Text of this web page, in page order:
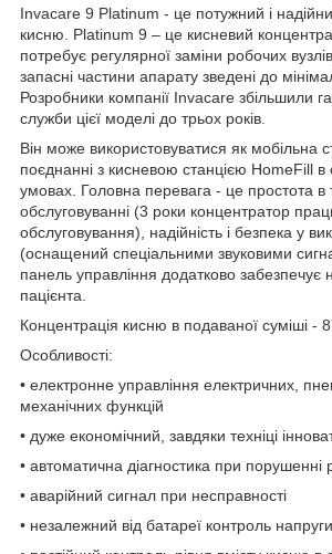
Invacare 9 Platinum - це потужний і
кисню. Platinum 9 – це кисневий
потребує регулярної заміни робочих
запасні частини апарату зведені до
Розробники компанії Invacare збільшили
служби цієї моделі до трьох років.
Він може використовуватися як мобільна
поєднанні з кисневою станцією HomeFill в
умовах. Головна перевага - це простота в
обслуговуванні (3 роки концентратор
обслуговування), надійність і безпека у
(оснащений спеціальними звуковими
панель управління додатково забезпечує
пацієнта.
Концентрація кисню в подаваної суміші -
Особливості:
• електронне управління електричних,
механічних функцій
• дуже економічний, завдяки техніці
• автоматична діагностика при
• аварійний сигнал при несправності
• незалежний від батареї контроль